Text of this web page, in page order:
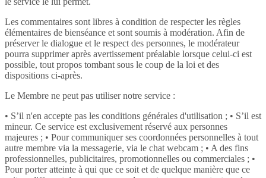
Les commentaires sont libres à condition de respecter les règles
élémentaires de bienséance et sont soumis à modération. Afin de
préserver le dialogue et le respect des personnes, le modérateur
pourra supprimer après avertissement préalable lorsque celui-ci est
possible, tout propos tombant sous le coup de la loi et des
dispositions ci-après.
Le Membre ne peut pas utiliser notre service :
• S’il n'en accepte pas les conditions générales d'utilisation ; • S’il est
mineur. Ce service est exclusivement réservé aux personnes
majeures ; • Pour communiquer ses coordonnées personnelles à tout
autre membre via la messagerie, via le chat webcam ; • A des fins
professionnelles, publicitaires, promotionnelles ou commerciales ; •
Pour porter atteinte à qui que ce soit et de quelque manière que ce